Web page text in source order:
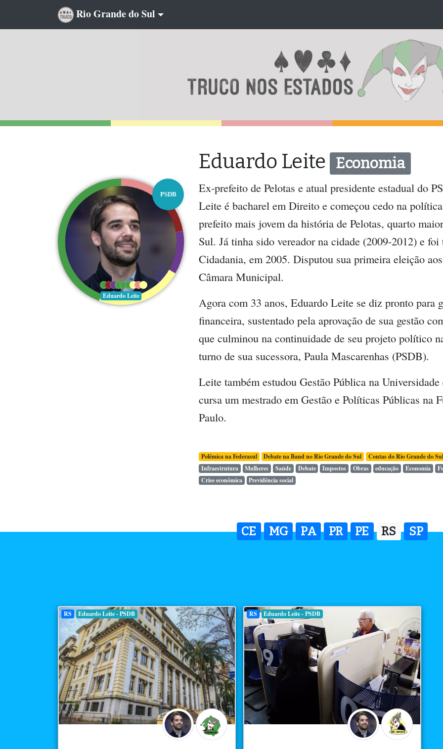
Rio Grande do Sul
Eduardo Leite Economia
PSDB
Eduardo Leite
Ex-prefeito de Pelotas e atual presidente estadual do
Leite é bacharel em Direito e começou cedo na
prefeito mais jovem da história de Pelotas, quarto
Sul. Já tinha sido vereador na cidade (2009-2012) e
Cidadania, em 2005. Disputou sua primeira eleição
Câmara Municipal.
Agora com 33 anos, Eduardo Leite se diz pronto para
financeira, sustentado pela aprovação de sua gestão
que culminou na continuidade de seu projeto político
turno de sua sucessora, Paula Mascarenhas (PSDB).
Leite também estudou Gestão Pública na
cursa um mestrado em Gestão e Políticas Públicas na
Paulo.
Polêmica na Federasul Debate na Band no Rio Grande do Sul Contas do Rio Grande do Sul
Infraestrutura
Mulheres Saúde Debate Impostos Obras educação Economia
Crise econômica
Previdência social
CE MG PA PR PE RS SP
RS Eduardo Leite - PSDB RS Eduardo Leite - PSDB